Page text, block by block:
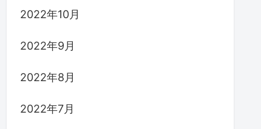
2022年10月
2022年9月
2022年8月
2022年7月